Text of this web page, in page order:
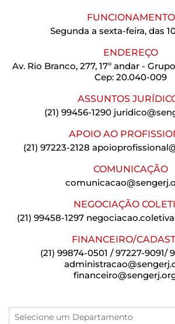
FUNCIONAMENTO
Segunda a sexta-feira, das
ENDEREÇO
Av. Rio Branco, 277, 17º andar -
Cep: 20.040-009
ASSUNTOS
(21) 99456-1290
APOIO AO
(21) 97223-2128
COMUNICAÇÃO
NEGOCIAÇÃO
(21) 99458-1297
FINANCEIRO/
(21) 99874-0501 / 97227-9091/